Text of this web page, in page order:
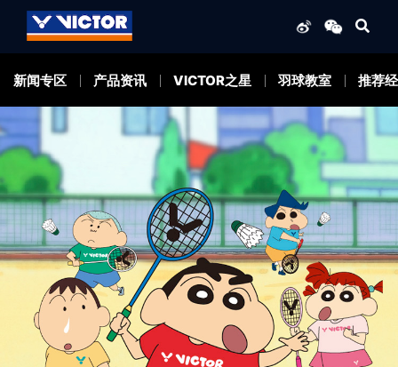
新闻专区 产品资讯 VICTOR之星 羽球教室 推荐